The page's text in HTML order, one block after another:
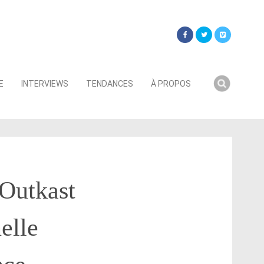
INTERVIEWS TENDANCES À PROPOS